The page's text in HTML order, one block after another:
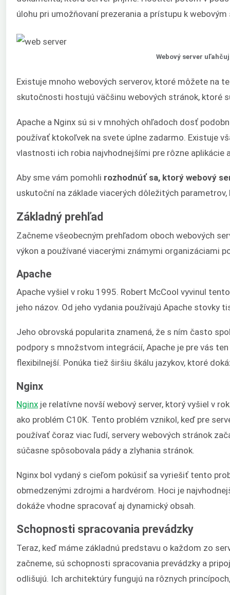
úlohu pri umožňovaní prezerania a prístupu k
Webový server
Existuje mnoho webových serverov, ktoré môžete na
skutočnosti hostujú väčšinu webových stránok, ktoré
Apache a Nginx sú si v mnohých ohľadoch dosť
používať ktokoľvek na svete úplne zadarmo. Existuje
vlastnosti ich robia najvhodnejšími pre rôzne aplikácie
Aby sme vám pomohli rozhodnúť sa, ktorý webový
uskutoční na základe viacerých dôležitých
Základný prehľad
Začneme všeobecným prehľadom oboch webových
výkon a používané viacerými známymi organizáciami
Apache
Apache vyšiel v roku 1995. Robert McCool vyvinul
jeho názov. Od jeho vydania používajú Apache stovky
Jeho obrovská popularita znamená, že s ním často
podpory s množstvom integrácií, Apache je pre vás
flexibilnejší. Ponúka tiež širšiu škálu jazykov, ktoré
Nginx
Nginx je relatívne novší webový server, ktorý vyšiel v
ako problém C10K. Tento problém vznikol, keď pre
používať čoraz viac ľudí, servery webových stránok
súčasne spôsobovala pády a zlyhania stránok.
Nginx bol vydaný s cieľom pokúsiť sa vyriešiť tento
obmedzenými zdrojmi a hardvérom. Hoci je
dokáže vhodne spracovať aj dynamický obsah.
Schopnosti spracovania prevádzky
Teraz, keď máme základnú predstavu o každom zo
začneme, sú schopnosti spracovania prevádzky a
odlišujú. Ich architektúry fungujú na rôznych